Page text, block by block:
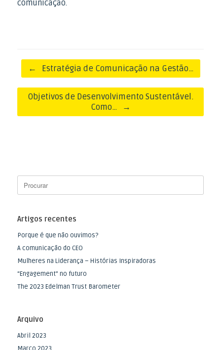
comunicação.
Post navigation
← Estratégia de Comunicação na Gestão…
Objetivos de Desenvolvimento Sustentável.
Como…
→
Artigos recentes
Porque é que não ouvimos?
A comunicação do CEO
Mulheres na Liderança – Histórias Inspiradoras
“Engagement” no futuro
The 2023 Edelman Trust Barometer
Arquivo
Abril 2023